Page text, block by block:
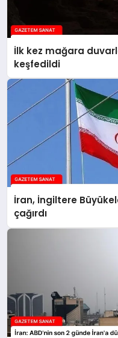
İlk kez mağara
keşfedildi
İran, İngiltere
çağırdı